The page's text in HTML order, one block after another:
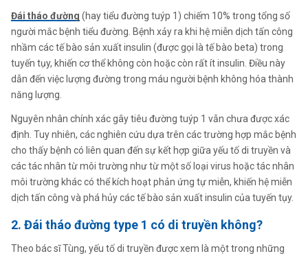
Đái tháo đường (hay tiểu đường tuýp 1) chiếm 10% trong tổng số
người mắc bệnh tiểu đường. Bệnh xảy ra khi hệ miễn dịch tấn công
nhầm các tế bào sản xuất insulin (được gọi là tế bào beta) trong
tuyến tụy, khiến cơ thể không còn hoặc còn rất ít insulin. Điều này
dẫn đến việc lượng đường trong máu người bệnh không hóa thành
năng lượng.
Nguyên nhân chính xác gây tiêu đường tuýp 1 vẫn chưa được xác
định. Tuy nhiên, các nghiên cứu dựa trên các trường hợp mắc bệnh
cho thấy bệnh có liên quan đến sự kết hợp giữa yếu tố di truyền và
các tác nhân từ môi trường như từ một số loại virus hoặc tác nhân
môi trường khác có thể kích hoạt phản ứng tự miễn, khiến hệ miễn
dịch tấn công và phá hủy các tế bào sản xuất insulin của tuyến tụy.
2. Đái tháo đường type 1 có di truyền không?
Theo bác sĩ Tùng, yếu tố di truyền được xem là một trong những